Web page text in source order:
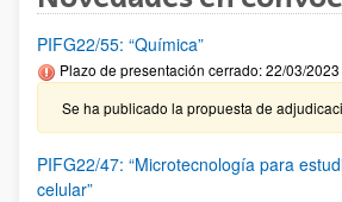
PIFG22/55: “Química”
Plazo de presentación cerrado: 22/03/
Se ha publicado la propuesta de
PIFG22/47: “Microtecnología para
celular”